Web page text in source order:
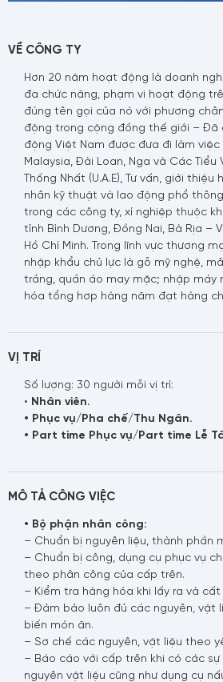
VỀ CÔNG TY
Hơn 20 năm hoạt động là doanh
đa chức năng, phạm vi hoạt động
đúng tên gọi của nó với phương
động trong cộng đồng thế giới – Đã
động Việt Nam được đưa đi làm việc
Malaysia, Đài Loan, Nga và Các Tiểu
Thống Nhất (U.A.E), Tư vấn, giới
nhân kỹ thuật và lao động phổ
trong các công ty, xí nghiệp thuộc
tỉnh Bình Dương, Đồng Nai, Bà Rịa –
Hồ Chí Minh. Trong lĩnh vực thương
nhập khẩu chủ lực là gỗ mỹ nghệ,
trắng, quần áo may mặc; nhập máy
hóa tổng hơp hàng năm đạt hàng
VỊ TRÍ
Số lượng: 30 người mỗi vị trí:
• Nhân viên.
• Phục vụ/Pha chế/Thu Ngân.
• Part time Phục vụ/Part time Lễ
MÔ TẢ CÔNG VIỆC
• Bộ phận nhân công:
– Chuẩn bị nguyên liệu, thành phần
– Chuẩn bị công, dụng cụ phục vụ
theo phân công của cấp trên.
– Kiểm tra hàng hóa khi lấy ra và cất
– Đảm bảo luôn đủ các nguyên, vật
biến món ăn.
– Sơ chế các nguyên, vật liệu theo
– Báo cáo với cấp trên khi có các
nguyên vật liệu cũng như dụng cụ